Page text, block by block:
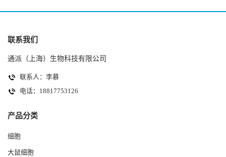
联系我们
通派（上海）生物科技有限公司
联系人：李慕
电话：18817753126
产品分类
细胞
大鼠细胞